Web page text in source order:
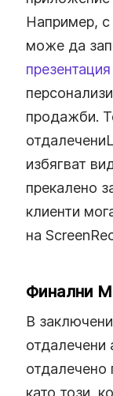
Например, с
може да
презентация
продажби.
избягват
прекалено
клиенти
на
Финални
В
отдалечени
отдалечено
като този,